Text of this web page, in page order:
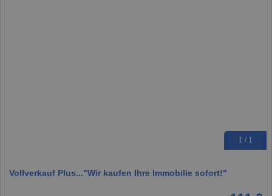
1 / 1
Vollverkauf Plus..."Wir kaufen Ihre Immobilie sofort!"